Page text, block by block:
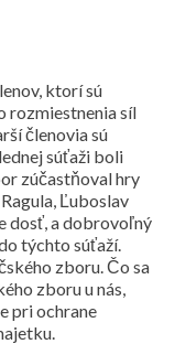
ktorí sú
rozmiestnenia síl
členovia sú
súťaži boli
zúčastňoval hry
Ľuboslav
dosť, a dobrovoľný
týchto súťaží.
zboru. Čo sa
zboru u nás,
pri ochrane